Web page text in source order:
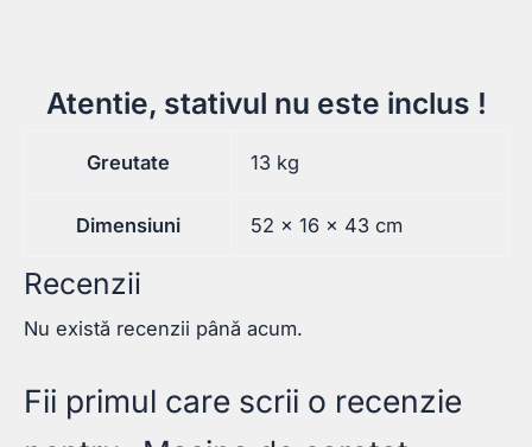
Atentie, stativul nu este inclus !
Greutate 13 kg
Dimensiuni 52 × 16 × 43 cm
Recenzii
Nu există recenzii până acum.
Fii primul care scrii o recenzie